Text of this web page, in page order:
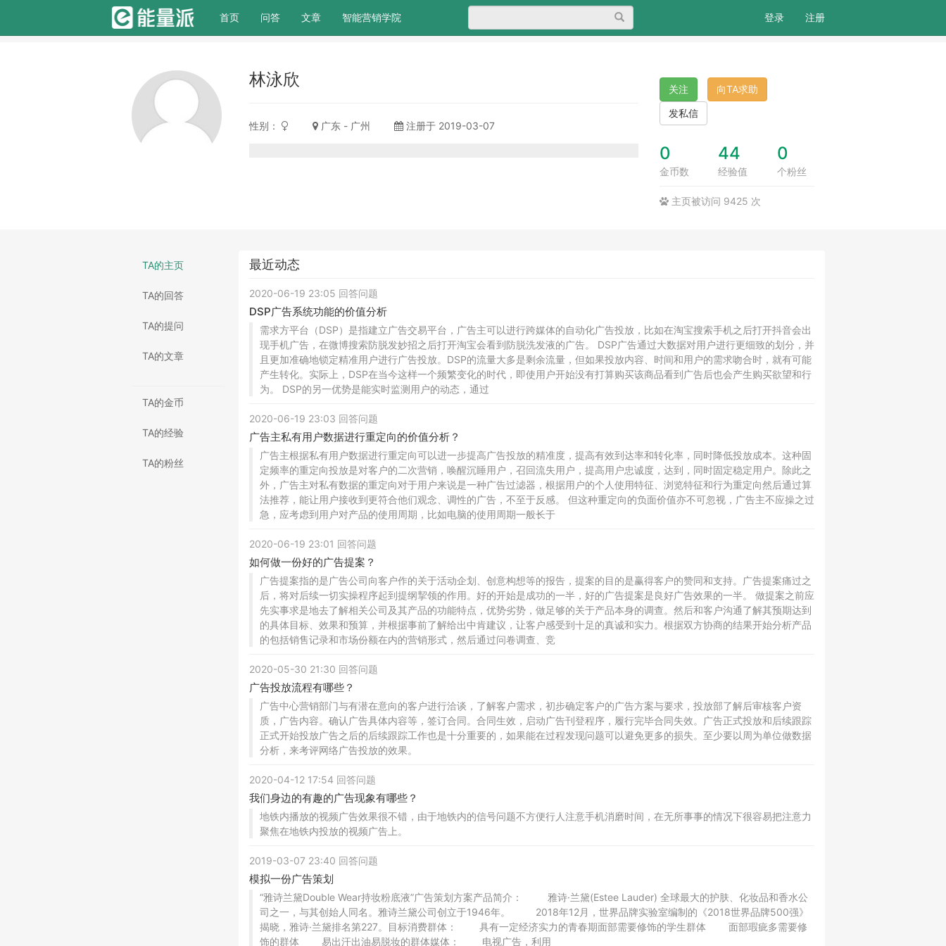
首页(current)
问答 文章 智能营销学院 搜索 登录 注册
林泳欣
性别： 广东 - 广州 注册于 2019-03-07
关注
向TA求助
发私信
0
金币数
44
经验值
0
个粉丝
主页被访问 9425 次
TA的主页
TA的回答
TA的提问
TA的文章
TA的金币
TA的经验
TA的粉丝
最近动态
2020-06-19 23:05 回答问题
DSP广告系统功能的价值分析
需求方平台（DSP）是指建立广告交易平台，广告主可以进行跨媒体的自动化广告投放，比如在淘宝搜索手机之后打开抖音会出
现手机广告，在微博搜索防脱发妙招之后打开淘宝会看到防脱洗发液的广告。 DSP广告通过大数据对用户进行更细致的划分，并
且更加准确地锁定精准用户进行广告投放。DSP的流量大多是剩余流量，但如果投放内容、时间和用户的需求吻合时，就有可能
产生转化。实际上，DSP在当今这样一个频繁变化的时代，即使用户开始没有打算购买该商品看到广告后也会产生购买欲望和行
为。 DSP的另一优势是能实时监测用户的动态，通过
2020-06-19 23:03 回答问题
广告主私有用户数据进行重定向的价值分析？
广告主根据私有用户数据进行重定向可以进一步提高广告投放的精准度，提高有效到达率和转化率，同时降低投放成本。这种固
定频率的重定向投放是对客户的二次营销，唤醒沉睡用户，召回流失用户，提高用户忠诚度，达到，同时固定稳定用户。除此之
外，广告主对私有数据的重定向对于用户来说是一种广告过滤器，根据用户的个人使用特征、浏览特征和行为重定向然后通过算
法推荐，能让用户接收到更符合他们观念、调性的广告，不至于反感。 但这种重定向的负面价值亦不可忽视，广告主不应操之过
急，应考虑到用户对产品的使用周期，比如电脑的使用周期一般长于
2020-06-19 23:01 回答问题
如何做一份好的广告提案？
广告提案指的是广告公司向客户作的关于活动企划、创意构想等的报告，提案的目的是赢得客户的赞同和支持。广告提案痛过之
后，将对后续一切实操程序起到提纲挈领的作用。好的开始是成功的一半，好的广告提案是良好广告效果的一半。 做提案之前应
先实事求是地去了解相关公司及其产品的功能特点，优势劣势，做足够的关于产品本身的调查。然后和客户沟通了解其预期达到
的具体目标、效果和预算，并根据事前了解给出中肯建议，让客户感受到十足的真诚和实力。根据双方协商的结果开始分析产品
的包括销售记录和市场份额在内的营销形式，然后通过问卷调查、竞
2020-05-30 21:30 回答问题
广告投放流程有哪些？
广告中心营销部门与有潜在意向的客户进行洽谈，了解客户需求，初步确定客户的广告方案与要求，投放部了解后审核客户资
质，广告内容。确认广告具体内容等，签订合同。合同生效，启动广告刊登程序，履行完毕合同失效。广告正式投放和后续跟踪
正式开始投放广告之后的后续跟踪工作也是十分重要的，如果能在过程发现问题可以避免更多的损失。至少要以周为单位做数据
分析，来考评网络广告投放的效果。
2020-04-12 17:54 回答问题
我们身边的有趣的广告现象有哪些？
地铁内播放的视频广告效果很不错，由于地铁内的信号问题不方便行人注意手机消磨时间，在无所事事的情况下很容易把注意力
聚焦在地铁内投放的视频广告上。
2019-03-07 23:40 回答问题
模拟一份广告策划
“雅诗兰黛Double Wear持妆粉底液”广告策划方案产品简介： 雅诗·兰黛(Estee Lauder) 全球最大的护肤、化妆品和香水公
司之一，与其创始人同名。雅诗兰黛公司创立于1946年。 2018年12月，世界品牌实验室编制的《2018世界品牌500强》
揭晓，雅诗·兰黛排名第227。目标消费群体： 具有一定经济实力的青春期面部需要修饰的学生群体 面部瑕疵多需要修
饰的群体 易出汗出油易脱妆的群体媒体： 电视广告，利用